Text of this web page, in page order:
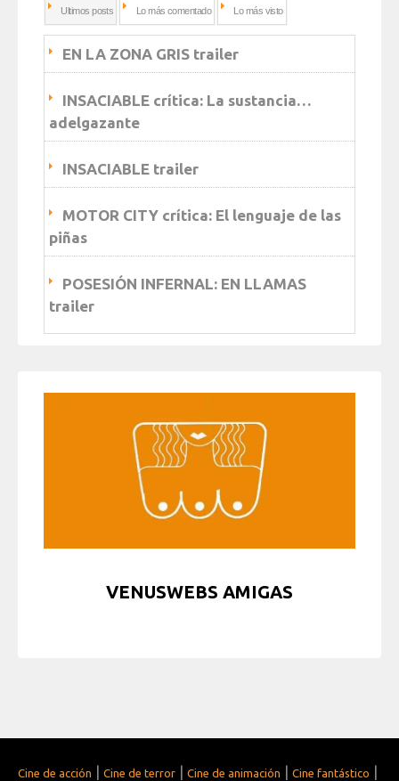
Ultimos posts Lo más comentado Lo más visto
EN LA ZONA GRIS trailer
INSACIABLE crítica: La sustancia…
adelgazante
INSACIABLE trailer
MOTOR CITY crítica: El lenguaje de las
piñas
POSESIÓN INFERNAL: EN LLAMAS
trailer
VENUSWEBS AMIGAS
Cine de acción | Cine de terror | Cine de animación | Cine fantástico |